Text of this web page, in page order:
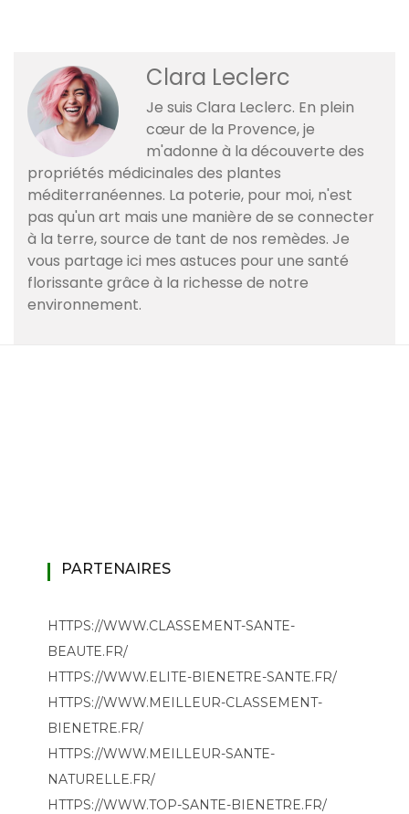
Clara Leclerc
Je suis Clara Leclerc. En plein
cœur de la Provence, je
m'adonne à la découverte des
propriétés médicinales des plantes
méditerranéennes. La poterie, pour moi, n'est
pas qu'un art mais une manière de se connecter
à la terre, source de tant de nos remèdes. Je
vous partage ici mes astuces pour une santé
florissante grâce à la richesse de notre
environnement.
PARTENAIRES
HTTPS://WWW.CLASSEMENT-SANTE-
BEAUTE.FR/
HTTPS://WWW.ELITE-BIENETRE-SANTE.FR/
HTTPS://WWW.MEILLEUR-CLASSEMENT-
BIENETRE.FR/
HTTPS://WWW.MEILLEUR-SANTE-
NATURELLE.FR/
HTTPS://WWW.TOP-SANTE-BIENETRE.FR/